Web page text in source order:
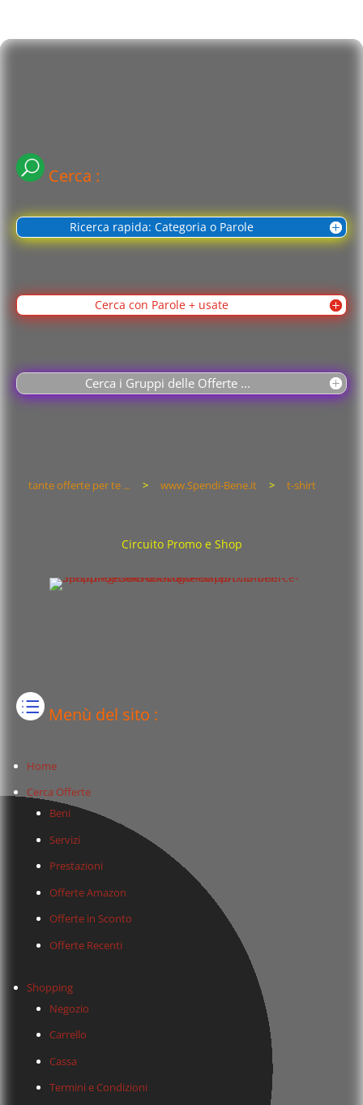
Cerca :
Ricerca rapida: Categoria o Parole
Cerca con Parole + usate
Cerca i Gruppi delle Offerte ...
tante offerte per te ... > www.Spendi-Bene.it > t-shirt
Circuito Promo e Shop
Menù del sito :
Home
Cerca Offerte
Beni
Servizi
Prestazioni
Offerte Amazon
Offerte in Sconto
Offerte Recenti
Shopping
Negozio
Carrello
Cassa
Termini e Condizioni